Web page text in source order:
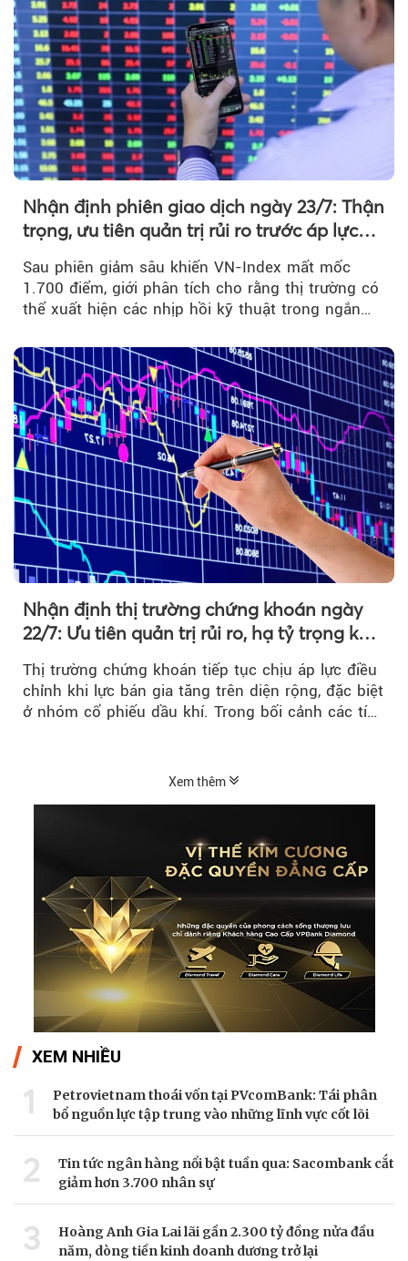
Nhận định phiên giao dịch ngày 23/7: Thận
trọng, ưu tiên quản trị rủi ro trước áp lực
Sau phiên giảm sâu khiến VN-Index mất mốc
1.700 điểm, giới phân tích cho rằng thị trường có
thể xuất hiện các nhịp hồi kỹ thuật trong ngắn
Nhận định thị trường chứng khoán ngày
22/7: Ưu tiên quản trị rủi ro, hạ tỷ trọng khi
Thị trường chứng khoán tiếp tục chịu áp lực điều
chỉnh khi lực bán gia tăng trên diện rộng, đặc biệt
ở nhóm cổ phiếu dầu khí. Trong bối cảnh các tín
Xem thêm
XEM NHIỀU
1
Petrovietnam thoái vốn tại PVcomBank: Tái phân
bổ nguồn lực tập trung vào những lĩnh vực cốt lõi
2
Tin tức ngân hàng nổi bật tuần qua: Sacombank cắt
giảm hơn 3.700 nhân sự
3
Hoàng Anh Gia Lai lãi gần 2.300 tỷ đồng nửa đầu
năm, dòng tiền kinh doanh dương trở lại